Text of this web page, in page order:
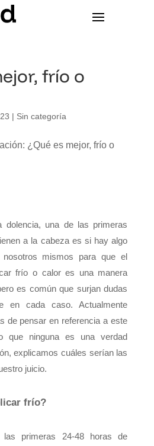
frío o
| Sin categoría
dolencia, una de las primeras
a la cabeza es si hay algo
mismos para que el
frío o calor es una manera
es común que surjan dudas
en cada caso. Actualmente
de pensar en referencia a este
que ninguna es una verdad
explicamos cuáles serían las
juicio.
frío?
primeras 24-48 horas de